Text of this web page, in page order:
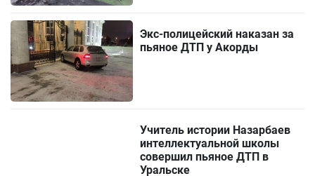
Экс-полицейский наказан за
пьяное ДТП у Акорды
Учитель истории Назарбаев
интеллектуальной школы
совершил пьяное ДТП в
Уральске